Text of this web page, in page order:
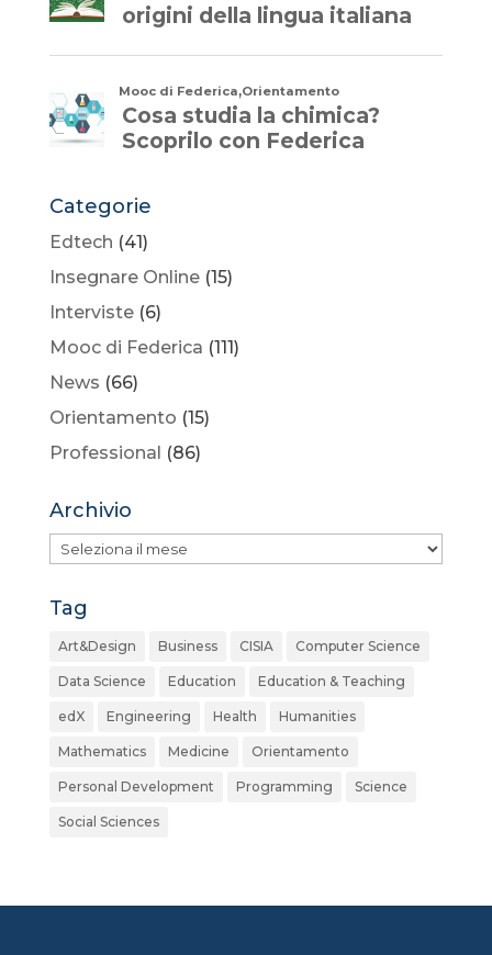
Categorie
Edtech (41)
Insegnare Online(15)
Interviste(6)
Mooc di Federica (111)
News (66)
Orientamento (15)
Professional (86)
Archivio
Archivio
Tag
Art&Design Business CISIA Computer Science
Data Science Education Education & Teaching
edX Engineering Health Humanities
Mathematics Medicine Orientamento
Personal Development Programming Science
Social Sciences